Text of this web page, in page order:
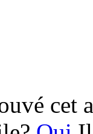
cet